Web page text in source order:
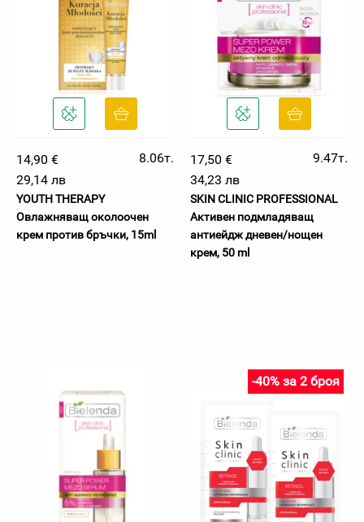
14,90 €
8.06т.
29,14 лв
YOUTH THERAPY
Овлажняващ околоочен
крем против бръчки, 15ml
17,50 €
9.47т.
34,23 лв
SKIN CLINIC PROFESSIONAL
Активен подмладяващ
антиейдж дневен/нощен
крем, 50 ml
-40% за 2 броя